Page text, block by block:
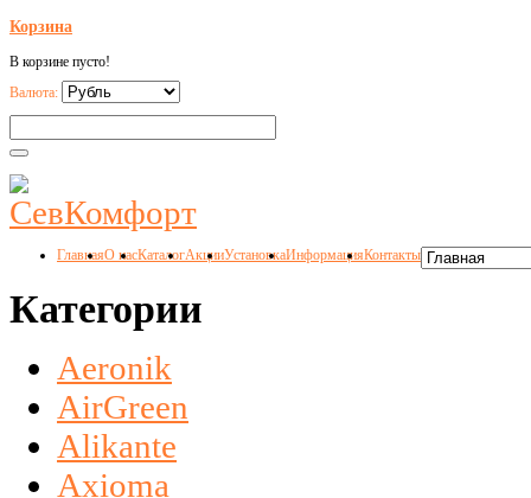
Корзина
В корзине пусто!
Валюта:
ГлавнаяО насКаталогАкцииУстановкаИнформацияКонтакты
Категории
Aeronik
AirGreen
Alikante
Axioma